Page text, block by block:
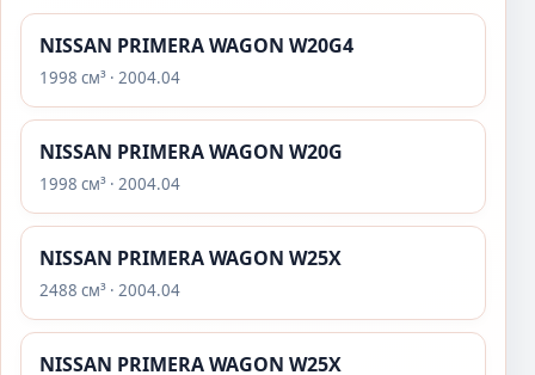
NISSAN PRIMERA WAGON W20G4
1998 см³ · 2004.04
NISSAN PRIMERA WAGON W20G
1998 см³ · 2004.04
NISSAN PRIMERA WAGON W25X
2488 см³ · 2004.04
NISSAN PRIMERA WAGON W25X